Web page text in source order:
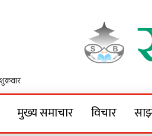
मुख्य समाचार विचार